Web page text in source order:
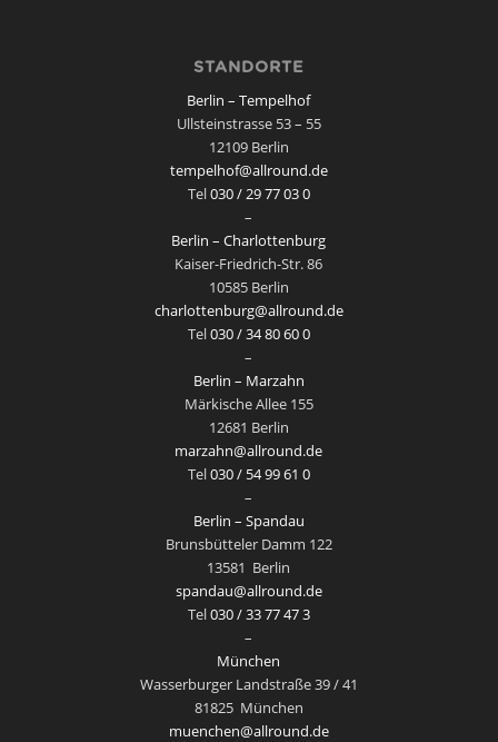
STANDORTE
Berlin – Tempelhof
Ullsteinstrasse 53 – 55
12109 Berlin
tempelhof@allround.de
Tel030 / 29 77 03 0
–
Berlin – Charlottenburg
Kaiser-Friedrich-Str. 86
10585 Berlin
charlottenburg@allround.de
Tel030 / 34 80 60 0
–
Berlin – Marzahn
Märkische Allee 155
12681 Berlin
marzahn@allround.de
Tel030 / 54 99 61 0
–
Berlin – Spandau
Brunsbütteler Damm 122
13581 Berlin
spandau@allround.de
Tel030 / 33 77 47 3
–
München
Wasserburger Landstraße 39 / 41
81825 München
muenchen@allround.de